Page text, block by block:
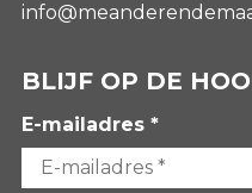
BLIJF OP DE
E-mailadres *